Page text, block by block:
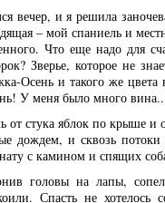
вечер, и я решила
– мой спаниель и
Что еще надо для
Зверье, которое не
Осень и такого же
У меня было много
от стука яблок по крыше и
дождем, и сквозь
с камином и спящих
головы на лапы,
Спасть не хотелось